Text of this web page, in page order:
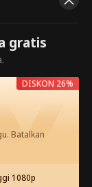
gratis
Batalkan
1080p
DISKON 26%